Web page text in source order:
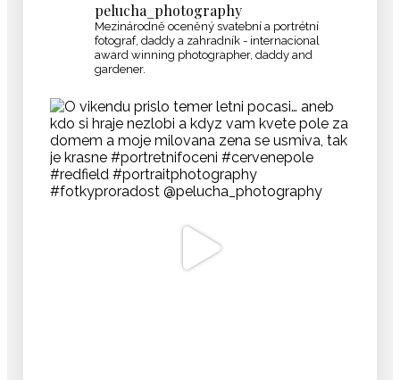
pelucha_photography
Mezinárodně oceněný svatební a portrétní
fotograf, daddy a zahradník - internacional
award winning photographer, daddy and
gardener.